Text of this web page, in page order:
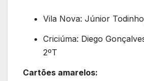
Vila Nova: Júnior
Criciúma: Diego
2ºT
Cartões amarelos: